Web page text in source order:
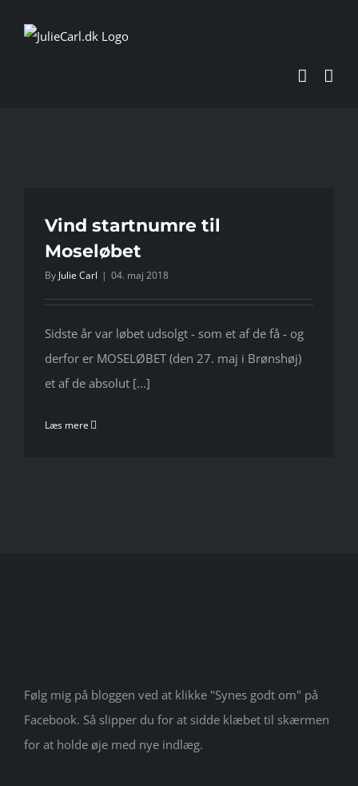
Vind startnumre til
Moseløbet
By Julie Carl | 04. maj 2018
Sidste år var løbet udsolgt - som et af de få - og
derfor er MOSELØBET (den 27. maj i Brønshøj)
et af de absolut [...]
Læs mere
Følg mig på bloggen ved at klikke "Synes godt om" på
Facebook. Så slipper du for at sidde klæbet til skærmen
for at holde øje med nye indlæg.